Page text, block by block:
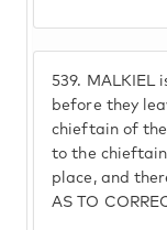
539. MALKIEL
before they
chieftain of
to the
place, and
AS TO